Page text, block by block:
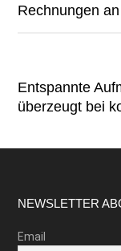
Rechnungen
Entspannte
überzeugt bei
Footer
NEWSLETTER
Email